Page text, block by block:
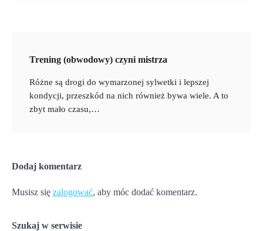
Trening (obwodowy) czyni mistrza
Różne są drogi do wymarzonej sylwetki i lepszej
kondycji, przeszkód na nich również bywa wiele. A to
zbyt mało czasu,…
Dodaj komentarz
Musisz się zalogować, aby móc dodać komentarz.
Szukaj w serwisie